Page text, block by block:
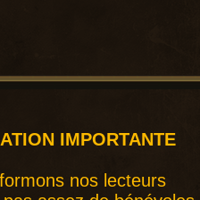
IMPORTANTE
nos lecteurs